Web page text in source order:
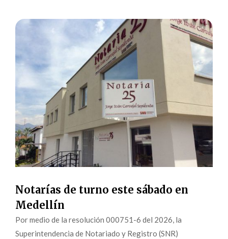
Notarías de turno este sábado en
Medellín
Por medio de la resolución 000751-6 del 2026, la
Superintendencia de Notariado y Registro (SNR)